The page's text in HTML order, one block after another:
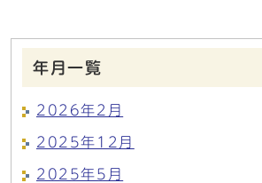
年月一覧
2026年2月
2025年12月
2025年5月